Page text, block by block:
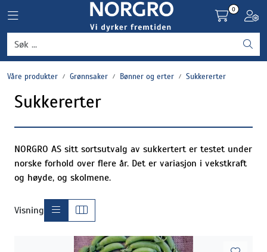
Toggle navigation
0
Våre produkter Grønnsaker Bønner og erter Sukkererter
Sukkererter
NORGRO AS sitt sortsutvalg av sukkertert er testet under
norske forhold over flere år. Det er variasjon i vekstkraft
og høyde, og skolmene.
Visning
Grønnsaker
Settepotet og setteløk
Plantevern og nyttedyr
Blomster, potter og brett
Driftsmidler